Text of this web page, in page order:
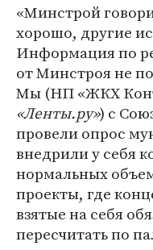
«Минстрой
хорошо, другие
Информация по
от Минстроя не
Мы (НП «ЖКХ
«Ленты.ру») с
провели опрос
внедрили у себя
нормальных
проекты, где
взятые на себя
пересчитать по